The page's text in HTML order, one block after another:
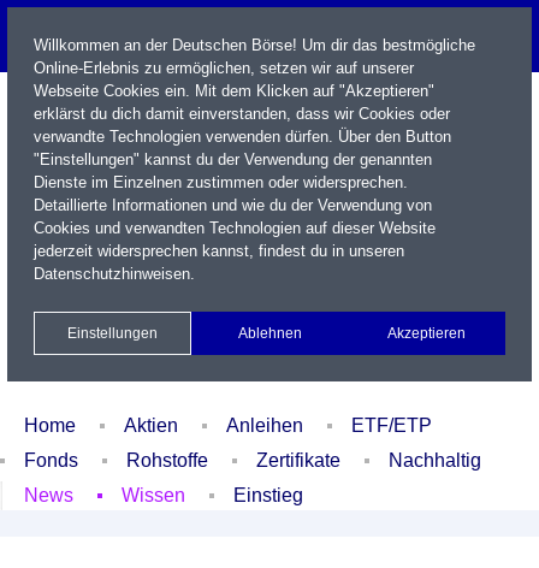
Name / WKN / ISIN / Kürzel
Xetra Realtime
Watchlist Portfolio Login
Home Aktien Anleihen
ETF/ETP
Fonds
Rohstoffe Zertifikate
Nachhaltig
News
Wissen Einstieg
Willkommen an der Deutschen Börse! Um dir das bestmögliche
Online-Erlebnis zu ermöglichen, setzen wir auf unserer
Webseite Cookies ein. Mit dem Klicken auf "Akzeptieren"
erklärst du dich damit einverstanden, dass wir Cookies oder
verwandte Technologien verwenden dürfen. Über den Button
"Einstellungen" kannst du der Verwendung der genannten
Dienste im Einzelnen zustimmen oder widersprechen.
Detaillierte Informationen und wie du der Verwendung von
Cookies und verwandten Technologien auf dieser Website
jederzeit widersprechen kannst, findest du in unseren
Datenschutzhinweisen.
Einstellungen Ablehnen Akzeptieren